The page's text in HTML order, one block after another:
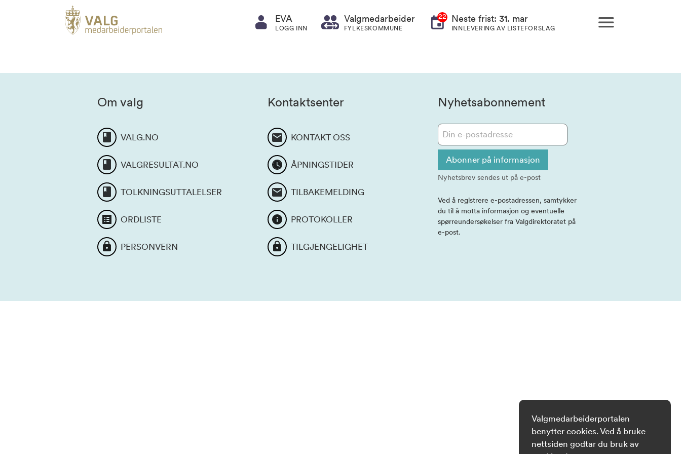
EVA
LOGG INN
Valgmedarbeider
FYLKESKOMMUNE
22 Neste frist: 31. mar
INNLEVERING AV LISTEFORSLAG
Om valg
VALG.NO
VALGRESULTAT.NO
TOLKNINGSUTTALELSER
ORDLISTE
PERSONVERN
Kontaktsenter
KONTAKT OSS
ÅPNINGSTIDER
TILBAKEMELDING
PROTOKOLLER
TILGJENGELIGHET
Nyhetsabonnement
Abonner på informasjon
Nyhetsbrev sendes ut på e-post
Ved å registrere e-postadressen, samtykker
du til å motta informasjon og eventuelle
spørreundersøkelser fra Valgdirektoratet på
e-post.
Valgmedarbeiderportalen
benytter cookies. Ved å bruke
nettsiden godtar du bruk av